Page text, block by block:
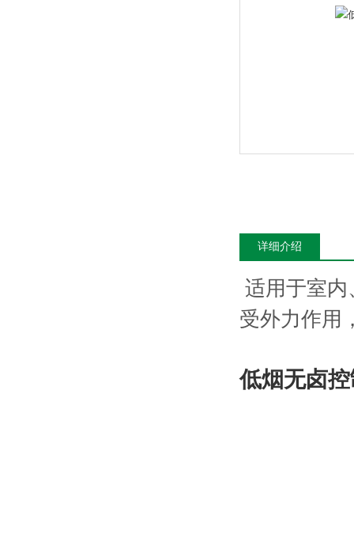
详细介绍
适用于室
受外力作用
低烟无卤